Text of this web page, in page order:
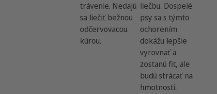
trávenie. Nedajú
sa liečiť bežnou
odčervovacou
kúrou.
liečbu. Dospelé
psy sa s týmto
ochorením
dokážu lepšie
vyrovnať a
zostanú fit, ale
budú strácať na
hmotnosti.